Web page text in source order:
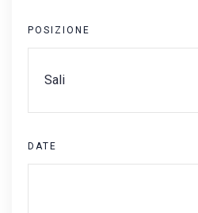
POSIZIONE
DATE